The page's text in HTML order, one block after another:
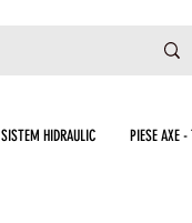
SISTEM HIDRAULIC PIESE AXE